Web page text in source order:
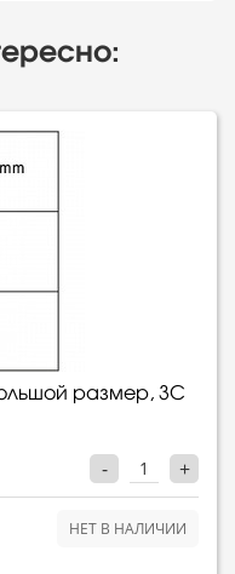
размер, 3С
- +
НЕТ В НАЛИЧИИ